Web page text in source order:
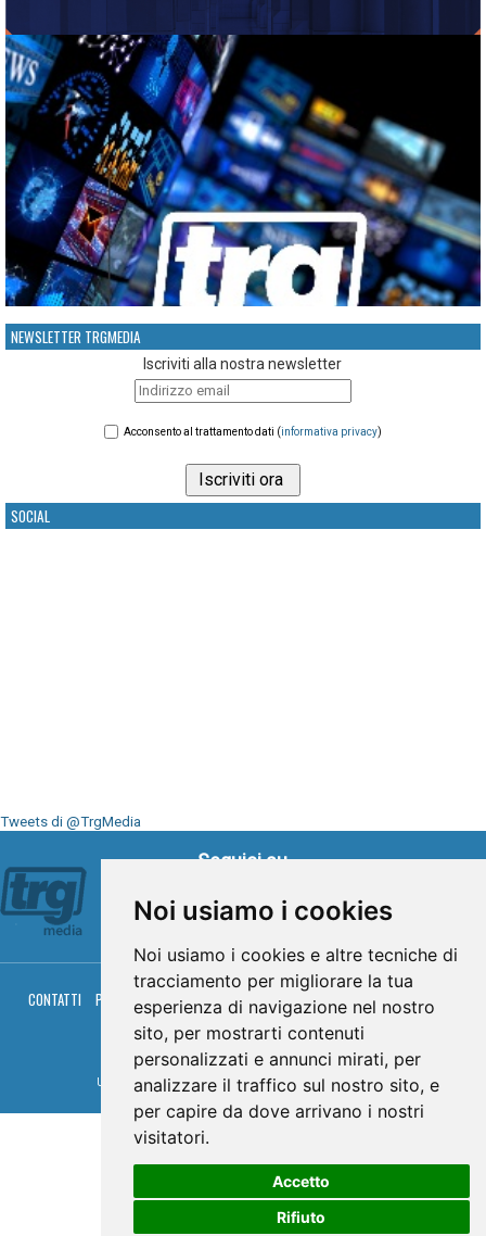
Noi usiamo i cookies
Noi usiamo i cookies e altre tecniche di
tracciamento per migliorare la tua
esperienza di navigazione nel nostro
sito, per mostrarti contenuti
personalizzati e annunci mirati, per
analizzare il traffico sul nostro sito, e
per capire da dove arrivano i nostri
visitatori.
Accetto
Rifiuto
NEWSLETTER TRGMEDIA
Iscriviti alla nostra newsletter
Acconsento al trattamento dati (informativa privacy)
SOCIAL
Tweets di @TrgMedia
Seguici su
CONTATTI PRIVACY COOKIES PALINSESTO DIRETTA TV
DIRETTA RADIO
RGM HITRADIO
© TRG Media 2005-2026
Umbria Televisioni s.r.l. - P.I.00496230541 - www.trgmedia.it- Powered by